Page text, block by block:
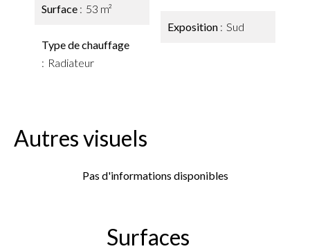
Surface 53 m²
Type de chauffage
Radiateur
Exposition Sud
Autres visuels
Pas d'informations disponibles
Surfaces